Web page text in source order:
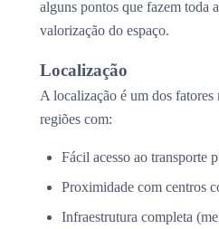
alguns pontos que fazem toda
valorização do espaço.
Localização
A localização é um dos fatores
regiões com:
Fácil acesso ao transporte
Proximidade com centros
Infraestrutura completa